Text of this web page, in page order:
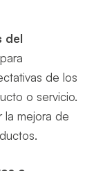
del
de los
o servicio.
la mejora de